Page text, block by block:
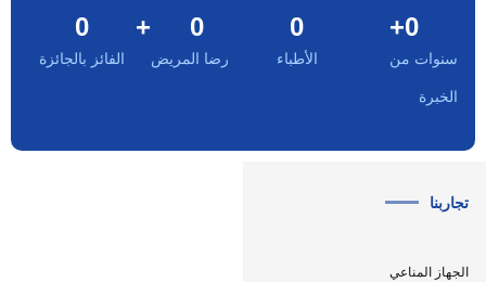
سنوات من
الخبرة
0
+
الأطباء
0
رضا المريض
0
+
الفائز بالجائزة
0
تجاربنا
الجهاز المناعي